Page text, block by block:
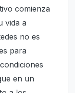
comienza
vida a
no es
para
en un